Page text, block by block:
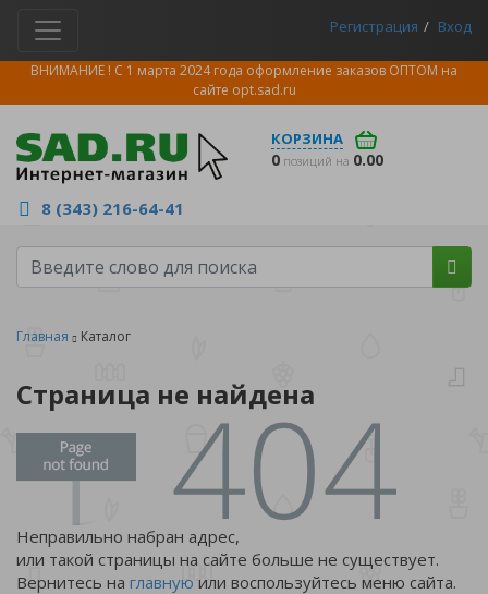
Регистрация Вход
ВНИМАНИЕ ! С 1 марта 2024 года оформление заказов ОПТОМ на
сайте opt.sad.ru
КОРЗИНА
0 позиций на 0.00
8 (343) 216-64-41
Главная Каталог
Страница не найдена
Неправильно набран адрес,
или такой страницы на сайте больше не существует.
Вернитесь на главную или воспользуйтесь меню сайта.